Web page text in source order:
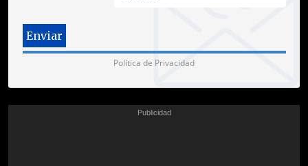
Política de Privacidad